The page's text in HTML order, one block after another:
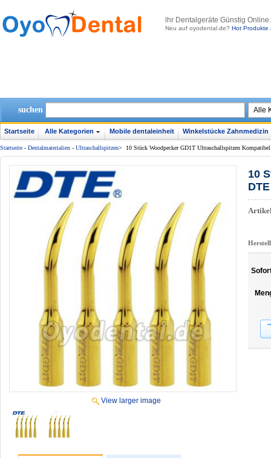
lhr Dentalgeräte Günstig
Neu auf oyodental.de? Hot Produkte
suchen
Startseite Alle Kategorien Mobile dentaleinheit Winkelstücke Zahnmedizin
Startseite - Dentalmaterialien - Ultraschallspitzen> 10 Stück Woodpecker GD1T Ultraschallspitzen
View larger image
10